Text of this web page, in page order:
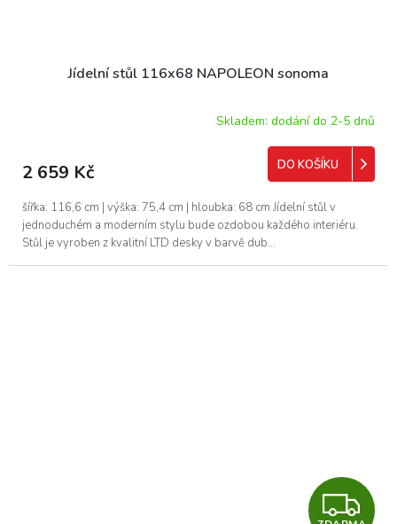
Jídelní stůl 116x68 NAPOLEON sonoma
Skladem: dodání do 2-5 dnů
2 659 Kč DO KOŠÍKU
šířka: 116,6 cm | výška: 75,4 cm | hloubka: 68 cm Jídelní stůl v
jednoduchém a moderním stylu bude ozdobou každého interiéru.
Stůl je vyroben z kvalitní LTD desky v barvě dub...
Z